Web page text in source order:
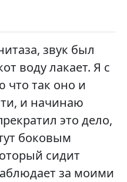
звук был
воду лакает. Я с
что так оно и
и начинаю
это дело,
боковым
сидит
за моими